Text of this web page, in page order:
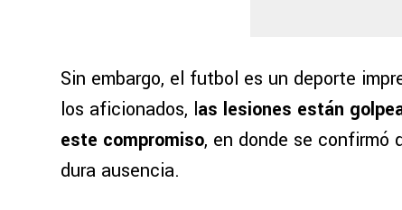
Sin embargo, el futbol es un deporte
los aficionados, las lesiones están
este compromiso, en donde se confirmó
dura ausencia.